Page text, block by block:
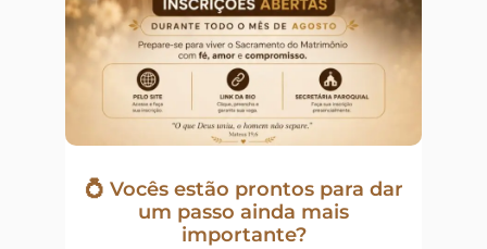
💍 Vocês estão prontos para dar
um passo ainda mais
importante?